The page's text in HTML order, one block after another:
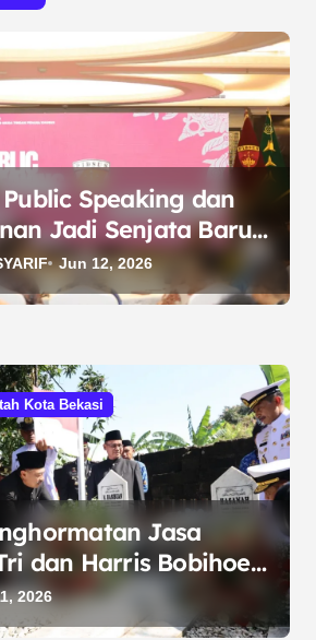
Speaking dan
Jadi Senjata Baru
Jun 12, 2026
Kota Bekasi
Jasa
dan Harris Bobihoe
di Makam Matnuin
2026